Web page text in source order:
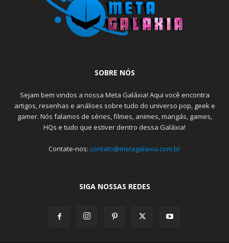
SOBRE NÓS
Sejam bem vindos a nossa Meta Galáxia! Aqui você encontra
artigos, resenhas e análises sobre tudo do universo pop, geek e
gamer. Nós falamos de séries, filmes, animes, mangás, games,
HQs e tudo que estiver dentro dessa Galáxia!
Contate-nos: contato@metagalaxia.com.br
SIGA NOSSAS REDES